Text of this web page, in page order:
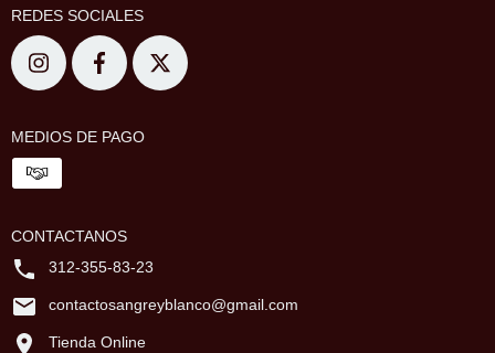
REDES SOCIALES
MEDIOS DE PAGO
CONTACTANOS
312-355-83-23
contactosangreyblanco@gmail.com
Tienda Online